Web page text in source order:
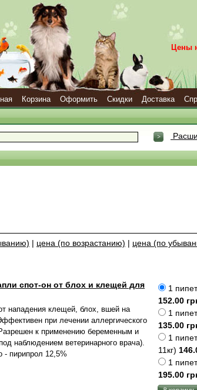
Цены
Корзина Оформить Скидки Доставка
| цена (по возрастанию) | цена (по
спот-он от блох и клещей для
нападения клещей, блох, вшей на
при лечении аллергического
к применению беременным и
наблюдением ветеринарного врача).
пирипрол 12,5%
1
152.00
1
135.00
1
11кг)
1
195.00